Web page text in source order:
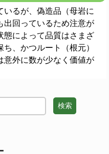
いるが、偽造品（母岩に
出回っているため注意が
態によって品質はさまざ
、かつルート（根元）
意外に数が少なく価値が
検索